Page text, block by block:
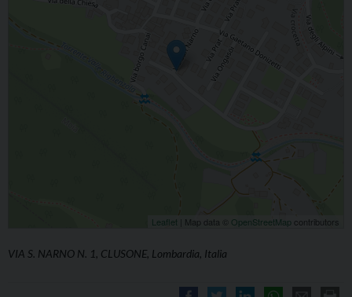
Leaflet | Map data © OpenStreetMap contributors
VIA S. NARNO N. 1, CLUSONE, Lombardia, Italia